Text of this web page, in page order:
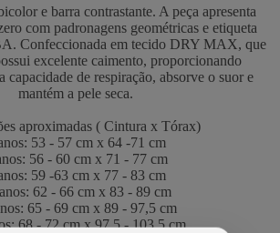
e barra contrastante. A peça apresenta
com padronagens geométricas e etiqueta
Confeccionada em tecido DRY MAX, que
excelente caimento, proporcionando
capacidade de respiração, absorve o suor e
mantém a pele seca.
aproximadas ( Cintura x Tórax)
53 - 57 cm x 64 -71 cm
56 - 60 cm x 71 - 77 cm
59 -63 cm x 77 - 83 cm
62 - 66 cm x 83 - 89 cm
65 - 69 cm x 89 - 97,5 cm
68 - 72 cm x 97,5 - 103,5 cm